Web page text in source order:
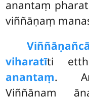
anantaṃ
viññāṇaṃ
viharatīti
anantaṃ.
Viññāṇaṃ